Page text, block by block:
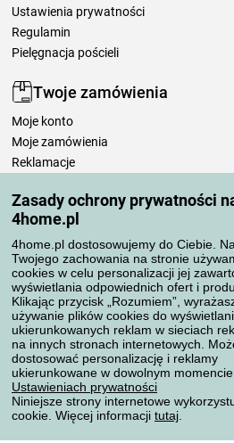
Zasady ochrony prywatności
4home.pl
4home.pl dostosowujemy do Ciebie.
Twojego zachowania na stronie
cookies w celu personalizacji jej
wyświetlania odpowiednich ofert i
Klikając przycisk „Rozumiem”,
używanie plików cookies do
ukierunkowanych reklam w sieciach
na innych stronach internetowych.
dostosować personalizację i reklamy
ukierunkowane w dowolnym
Ustawieniach prywatności
Niniejsze strony internetowe
cookie. Więcej informacji tutaj
Ustawienia prywatności
Regulamin
Pielęgnacja pościeli
Twoje zamówienia
Moje konto
Moje zamówienia
Reklamacje
Zasady przetwarzania recenzji
Sposoby transportu
Metody płatności
Niezawodny sklep